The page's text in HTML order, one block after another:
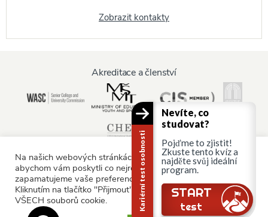
Zobrazit kontakty
Akreditace a členství
Informace pro:
Rodiče a rodina
Na našich webových stránkách používáme soubory cookie,
abychom vám poskytli co nejrelevantnější služby tím, že si
zapamatujeme vaše preference a opakované návštěvy.
Kliknutím na tlačítko "Přijmout" souhlasíte s používáním
VŠECH souborů cookie.
Kariérní test osobnosti
Nevíte, co
studovat?
Pojďme to zjistit!
Zkuste tento kvíz a
najděte svůj ideální
program.
START
test